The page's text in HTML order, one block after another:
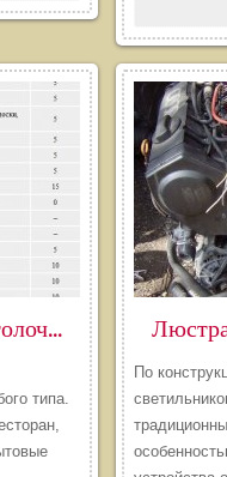
​Сфера применения потолочных вентиляторов
типа.
По